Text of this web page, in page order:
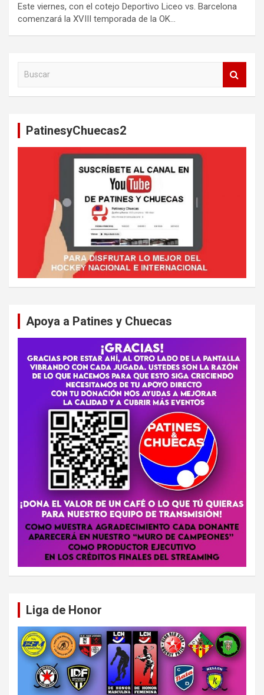
Este viernes, con el cotejo Deportivo Liceo vs. Barcelona
comenzará la XVIII temporada de la OK…
PatinesyChuecas2
Apoya a Patines y Chuecas
Liga de Honor